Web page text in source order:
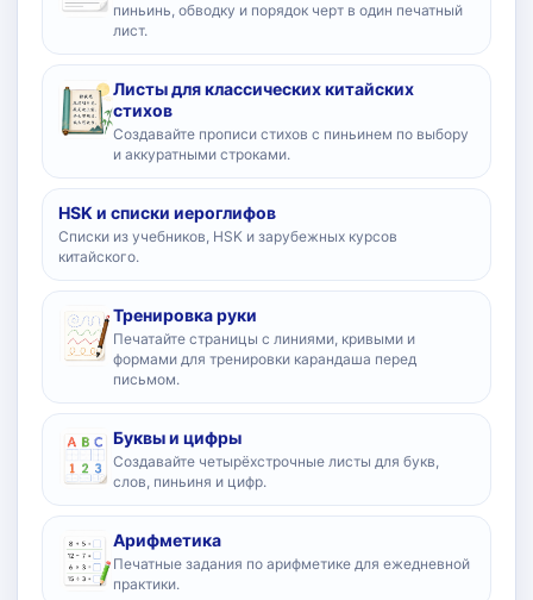
пиньинь, обводку и порядок черт в один печатный
лист.
Листы для классических китайских
стихов
Создавайте прописи стихов с пиньинем по выбору
и аккуратными строками.
HSK и списки иероглифов
Списки из учебников, HSK и зарубежных курсов
китайского.
Тренировка руки
Печатайте страницы с линиями, кривыми и
формами для тренировки карандаша перед
письмом.
Буквы и цифры
Создавайте четырёхстрочные листы для букв,
слов, пиньиня и цифр.
Арифметика
Печатные задания по арифметике для ежедневной
практики.